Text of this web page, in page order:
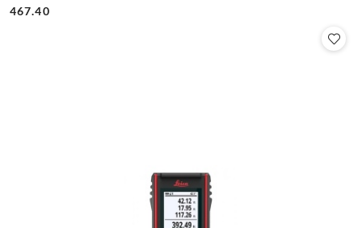
Cena:
Cena:
467.40